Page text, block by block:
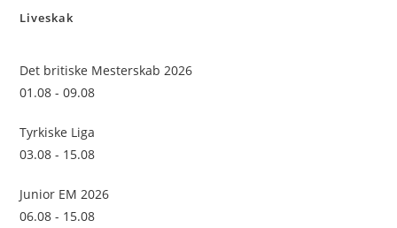
Liveskak
Det britiske Mesterskab 2026
01.08 - 09.08
Tyrkiske Liga
03.08 - 15.08
Junior EM 2026
06.08 - 15.08